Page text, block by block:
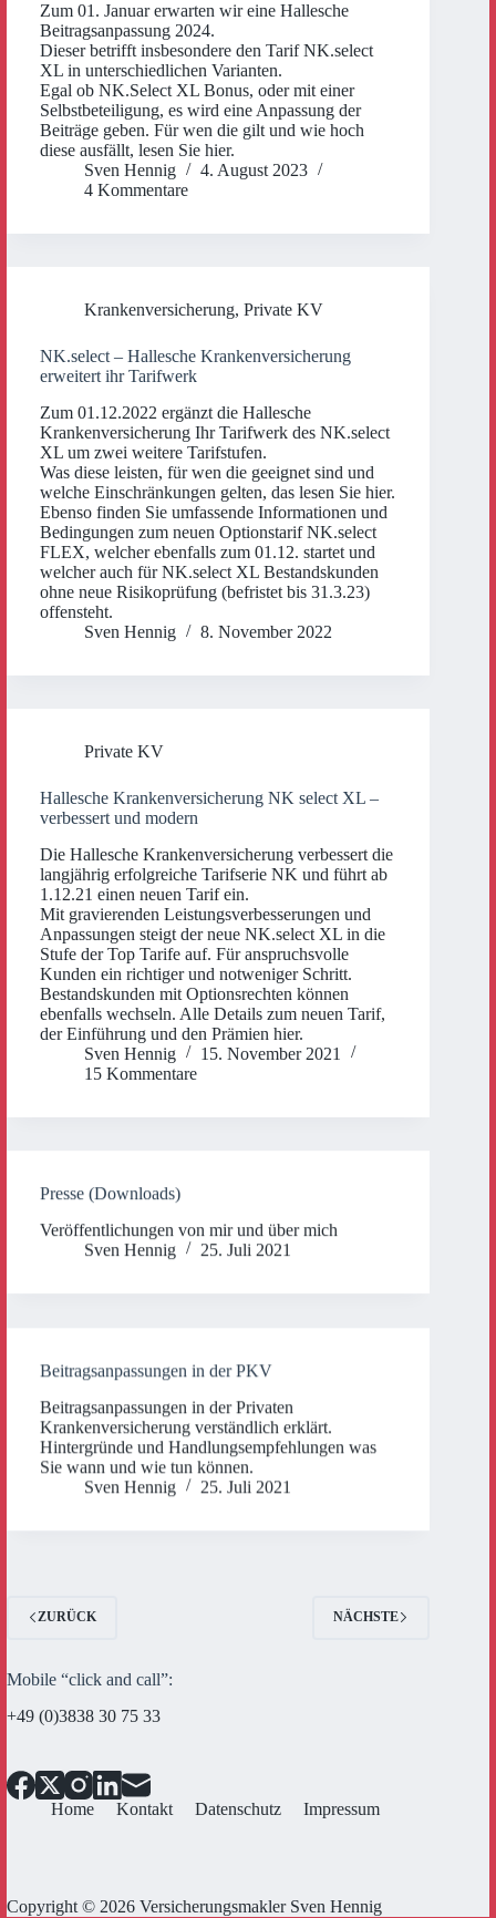
Zum 01. Januar erwarten wir eine Hallesche
Beitragsanpassung 2024.
Dieser betrifft insbesondere den Tarif NK.select
XL in unterschiedlichen Varianten.
Egal ob NK.Select XL Bonus, oder mit einer
Selbstbeteiligung, es wird eine Anpassung der
Beiträge geben. Für wen die gilt und wie hoch
diese ausfällt, lesen Sie hier.
Sven Hennig
4. August 2023
4 Kommentare
Krankenversicherung, Private KV
NK.select – Hallesche Krankenversicherung
erweitert ihr Tarifwerk
Zum 01.12.2022 ergänzt die Hallesche
Krankenversicherung Ihr Tarifwerk des NK.select
XL um zwei weitere Tarifstufen.
Was diese leisten, für wen die geeignet sind und
welche Einschränkungen gelten, das lesen Sie hier.
Ebenso finden Sie umfassende Informationen und
Bedingungen zum neuen Optionstarif NK.select
FLEX, welcher ebenfalls zum 01.12. startet und
welcher auch für NK.select XL Bestandskunden
ohne neue Risikoprüfung (befristet bis 31.3.23)
offensteht.
Sven Hennig
8. November 2022
Private KV
Hallesche Krankenversicherung NK select XL –
verbessert und modern
Die Hallesche Krankenversicherung verbessert die
langjährig erfolgreiche Tarifserie NK und führt ab
1.12.21 einen neuen Tarif ein.
Mit gravierenden Leistungsverbesserungen und
Anpassungen steigt der neue NK.select XL in die
Stufe der Top Tarife auf. Für anspruchsvolle
Kunden ein richtiger und notweniger Schritt.
Bestandskunden mit Optionsrechten können
ebenfalls wechseln. Alle Details zum neuen Tarif,
der Einführung und den Prämien hier.
Sven Hennig
15. November 2021
15 Kommentare
Presse (Downloads)
Veröffentlichungen von mir und über mich
Sven Hennig
25. Juli 2021
Beitragsanpassungen in der PKV
Beitragsanpassungen in der Privaten
Krankenversicherung verständlich erklärt.
Hintergründe und Handlungsempfehlungen was
Sie wann und wie tun können.
Sven Hennig
25. Juli 2021
ZURÜCK NÄCHSTE
Mobile “click and call”:
+49 (0)3838 30 75 33
Home Kontakt Datenschutz Impressum
Copyright © 2026 Versicherungsmakler Sven Hennig